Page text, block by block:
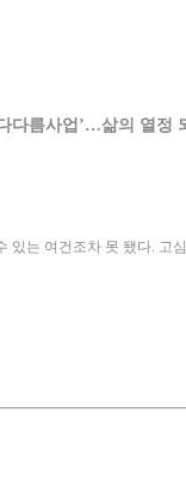
다름사업’…삶의 열정
있는 여건조차 못 됐다. 고